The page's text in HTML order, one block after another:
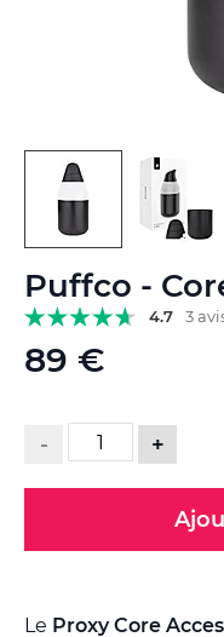
Puffco -
4.7 3
89 €
- +
Le Proxy Core
to
the
beginning
of
gallery